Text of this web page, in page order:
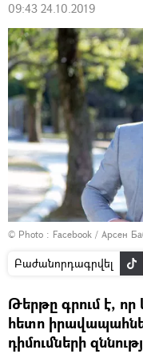
09:43 24.10.2019
© Photo : Facebook / Арсен
Բաժանորդագրվել
Թերթը գրում է, որ
հետո
դիմումների